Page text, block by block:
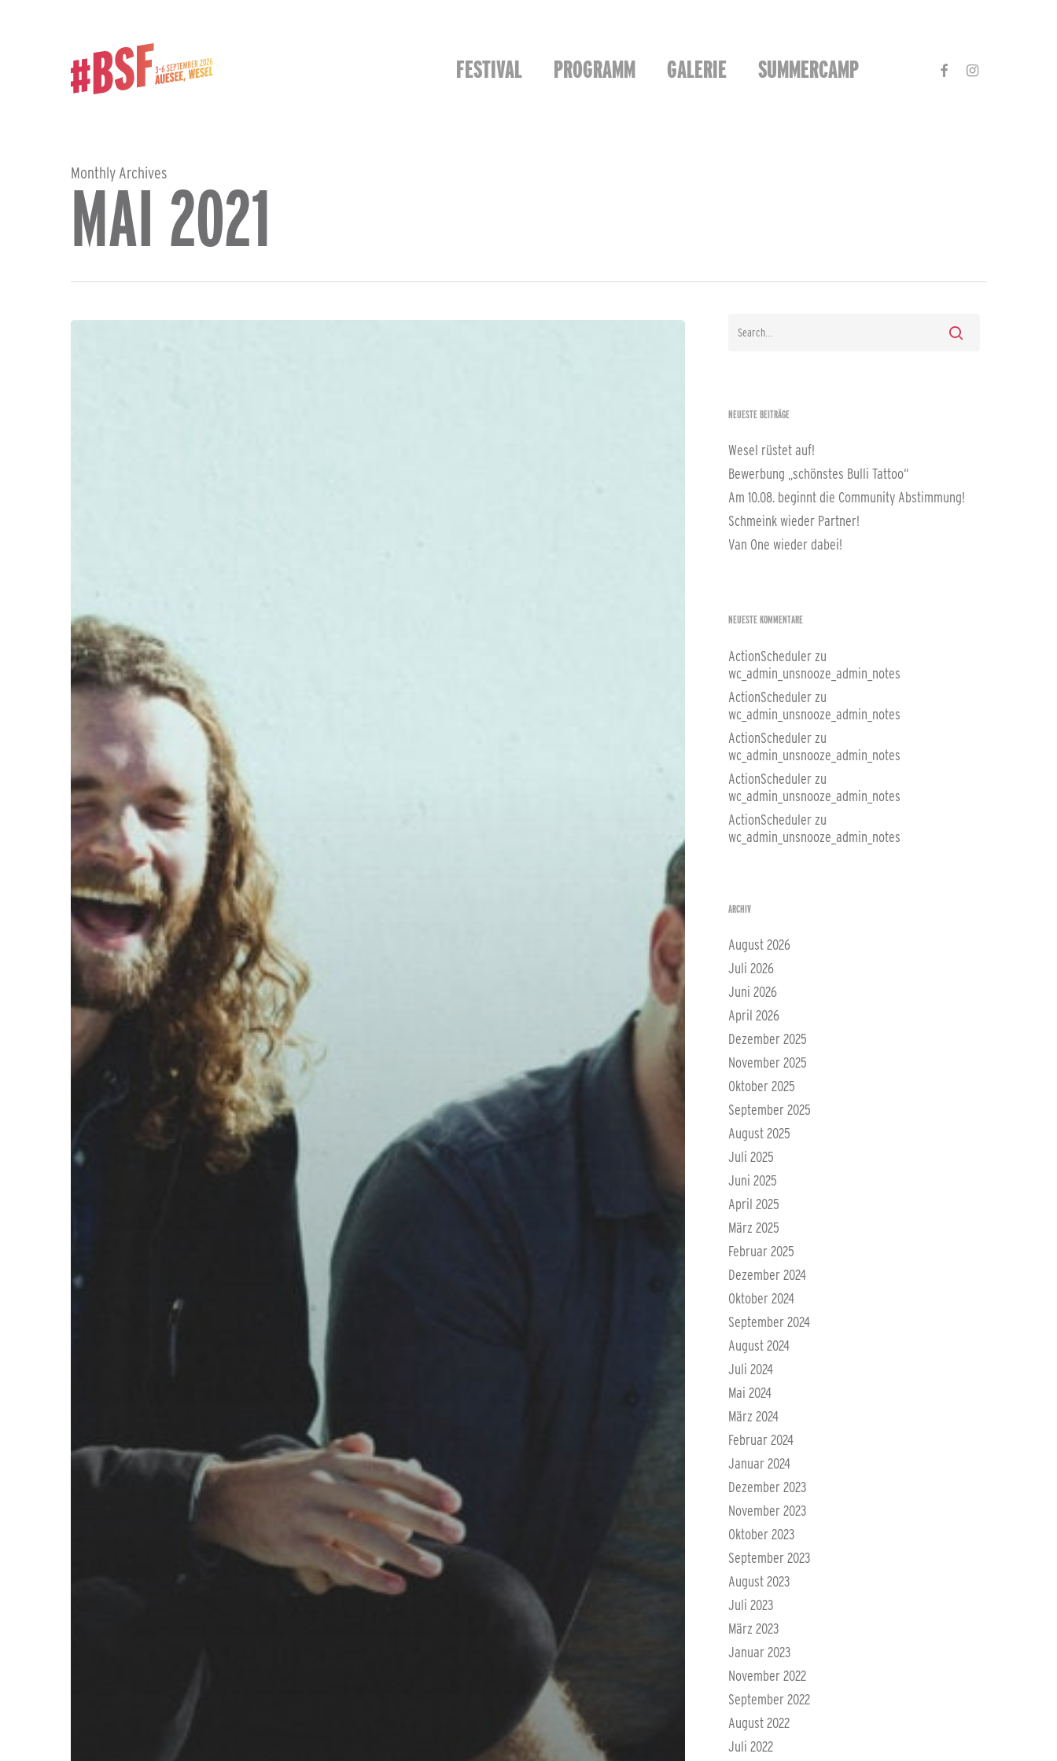
FESTIVAL PROGRAMM GALERIE SUMMERCAMP FACEBOOKINSTAGRAM
Monthly Archives
MAI 2021
NEUESTE BEITRÄGE
Wesel rüstet auf!
Bewerbung „schönstes Bulli Tattoo“
Am 10.08. beginnt die Community Abstimmung!
Schmeink wieder Partner!
Van One wieder dabei!
NEUESTE KOMMENTARE
ActionSchedulerzu
wc_admin_unsnooze_admin_notes
ActionSchedulerzu
wc_admin_unsnooze_admin_notes
ActionSchedulerzu
wc_admin_unsnooze_admin_notes
ActionSchedulerzu
wc_admin_unsnooze_admin_notes
ActionSchedulerzu
wc_admin_unsnooze_admin_notes
ARCHIV
August 2026
Juli 2026
Juni 2026
April 2026
Dezember 2025
November 2025
Oktober 2025
September 2025
August 2025
Juli 2025
Juni 2025
April 2025
März 2025
Februar 2025
Dezember 2024
Oktober 2024
September 2024
August 2024
Juli 2024
Mai 2024
März 2024
Februar 2024
Januar 2024
Dezember 2023
November 2023
Oktober 2023
September 2023
August 2023
Juli 2023
März 2023
Januar 2023
November 2022
September 2022
August 2022
Juli 2022